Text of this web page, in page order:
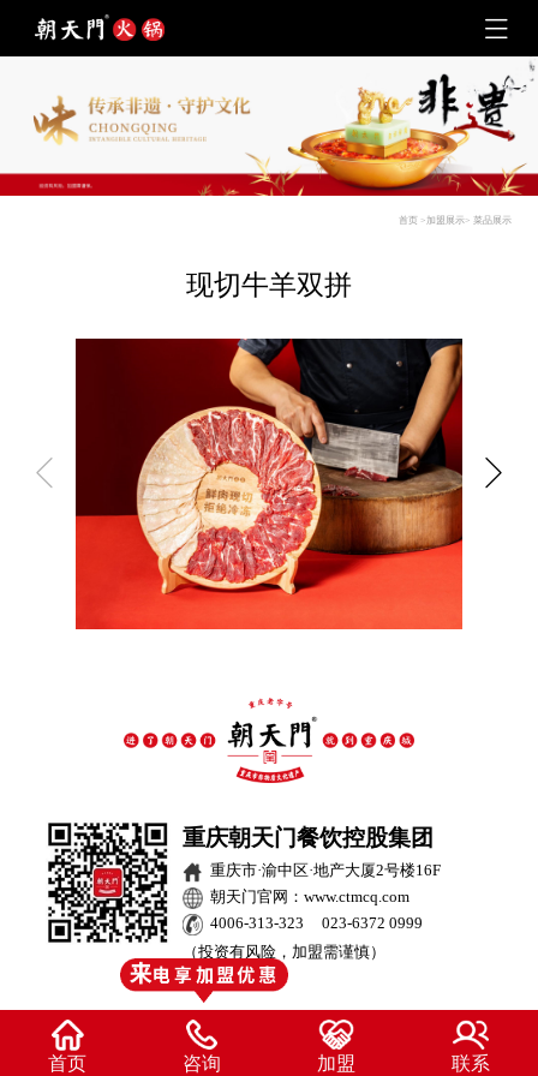
首页 > 加盟展示> 菜品展示
现切牛羊双拼
重庆朝天门餐饮控股集团
重庆市·渝中区·地产大厦2号楼16F
朝天门官网：www.ctmcq.com
4006-313-323 023-6372 0999
（投资有风险，加盟需谨慎）
首页 咨询 加盟 联系